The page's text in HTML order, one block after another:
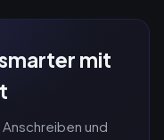
mit
und